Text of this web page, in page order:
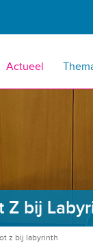
Actueel
Z bij
z bij labyrinth